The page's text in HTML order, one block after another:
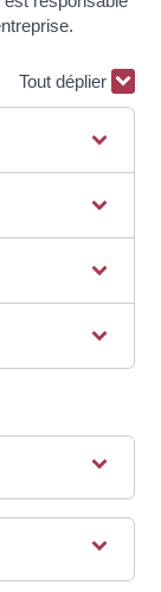
Tout déplier